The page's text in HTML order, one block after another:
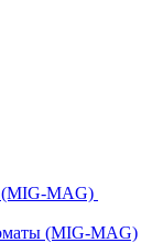
(MIG-MAG)
(MIG-MAG)